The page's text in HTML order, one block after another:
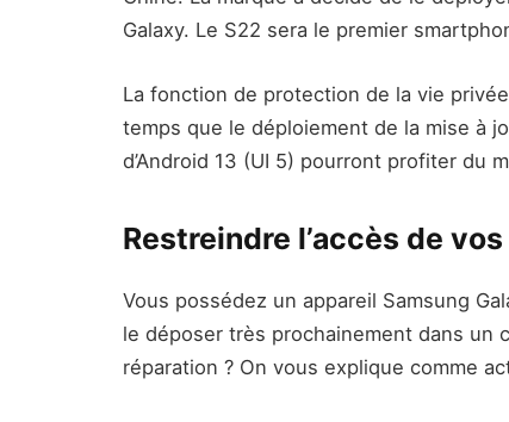
Galaxy. Le S22 sera le premier
La fonction de protection de la vie
temps que le déploiement de la mise à
d’Android 13 (UI 5) pourront profiter du
Restreindre l’accès de
Vous possédez un appareil Samsung
le déposer très prochainement dans un
réparation ? On vous explique comme